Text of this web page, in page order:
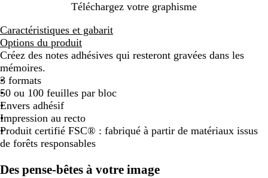
Téléchargez votre graphisme
Caractéristiques et gabarit
Options du produit
Créez des notes adhésives qui resteront gravées dans les
mémoires.
3 formats
50 ou 100 feuilles par bloc
Envers adhésif
Impression au recto
Produit certifié FSC® : fabriqué à partir de matériaux issus
de forêts responsables
Des pense-bêtes à votre image